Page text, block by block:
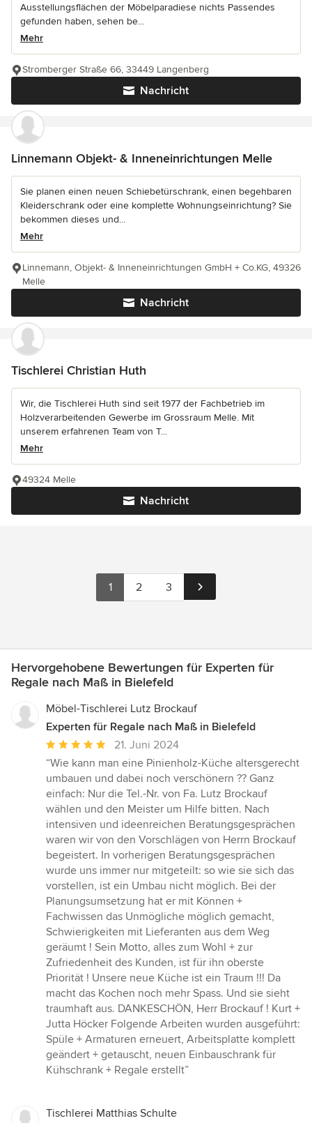
Ausstellungsflächen der Möbelparadiese nichts Passendes
gefunden haben, sehen be...
Mehr
Nachricht
Stromberger Straße 66, 33449 Langenberg
Linnemann Objekt- & Inneneinrichtungen Melle
Sie planen einen neuen Schiebetürschrank, einen begehbaren
Kleiderschrank oder eine komplette Wohnungseinrichtung? Sie
bekommen dieses und...
Mehr
Nachricht
Linnemann, Objekt- & Inneneinrichtungen GmbH + Co.KG, 49326
Melle
Tischlerei Christian Huth
Wir, die Tischlerei Huth sind seit 1977 der Fachbetrieb im
Holzverarbeitenden Gewerbe im Grossraum Melle. Mit
unserem erfahrenen Team von T...
Mehr
Nachricht
49324 Melle
1 2 3
Hervorgehobene Bewertungen für Experten für
Regale nach Maß in Bielefeld
Möbel-Tischlerei Lutz Brockauf
Experten für Regale nach Maß in Bielefeld
Durchschnittliche
Bewertung:
5
von
5
Sternen
21. Juni 2024
“Wie kann man eine Pinienholz-Küche altersgerecht
umbauen und dabei noch verschönern ?? Ganz
einfach: Nur die Tel.-Nr. von Fa. Lutz Brockauf
wählen und den Meister um Hilfe bitten. Nach
intensiven und ideenreichen Beratungsgesprächen
waren wir von den Vorschlägen von Herrn Brockauf
begeistert. In vorherigen Beratungsgesprächen
wurde uns immer nur mitgeteilt: so wie sie sich das
vorstellen, ist ein Umbau nicht möglich. Bei der
Planungsumsetzung hat er mit Können +
Fachwissen das Unmögliche möglich gemacht,
Schwierigkeiten mit Lieferanten aus dem Weg
geräumt ! Sein Motto, alles zum Wohl + zur
Zufriedenheit des Kunden, ist für ihn oberste
Priorität ! Unsere neue Küche ist ein Traum !!! Da
macht das Kochen noch mehr Spass. Und sie sieht
traumhaft aus. DANKESCHÖN, Herr Brockauf ! Kurt +
Jutta Höcker Folgende Arbeiten wurden ausgeführt:
Spüle + Armaturen erneuert, Arbeitsplatte komplett
geändert + getauscht, neuen Einbauschrank für
Kühschrank + Regale erstellt”
Tischlerei Matthias Schulte